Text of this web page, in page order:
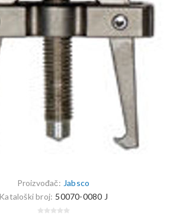
Proizvođač: Jabsco
Kataloški broj: 50070-0080 J